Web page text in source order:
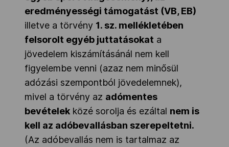
Adatbank
eredményességi támogatást (VB, EB)
illetve a törvény 1. sz. mellékletében
felsorolt egyéb juttatásokat a
jövedelem kiszámításánál nem kell
figyelembe venni (azaz nem minősül
adózási szempontból jövedelemnek),
mivel a törvény az adómentes
bevételek közé sorolja és ezáltal nem is
kell az adóbevallásban szerepeltetni.
(Az adóbevallás nem is tartalmaz az